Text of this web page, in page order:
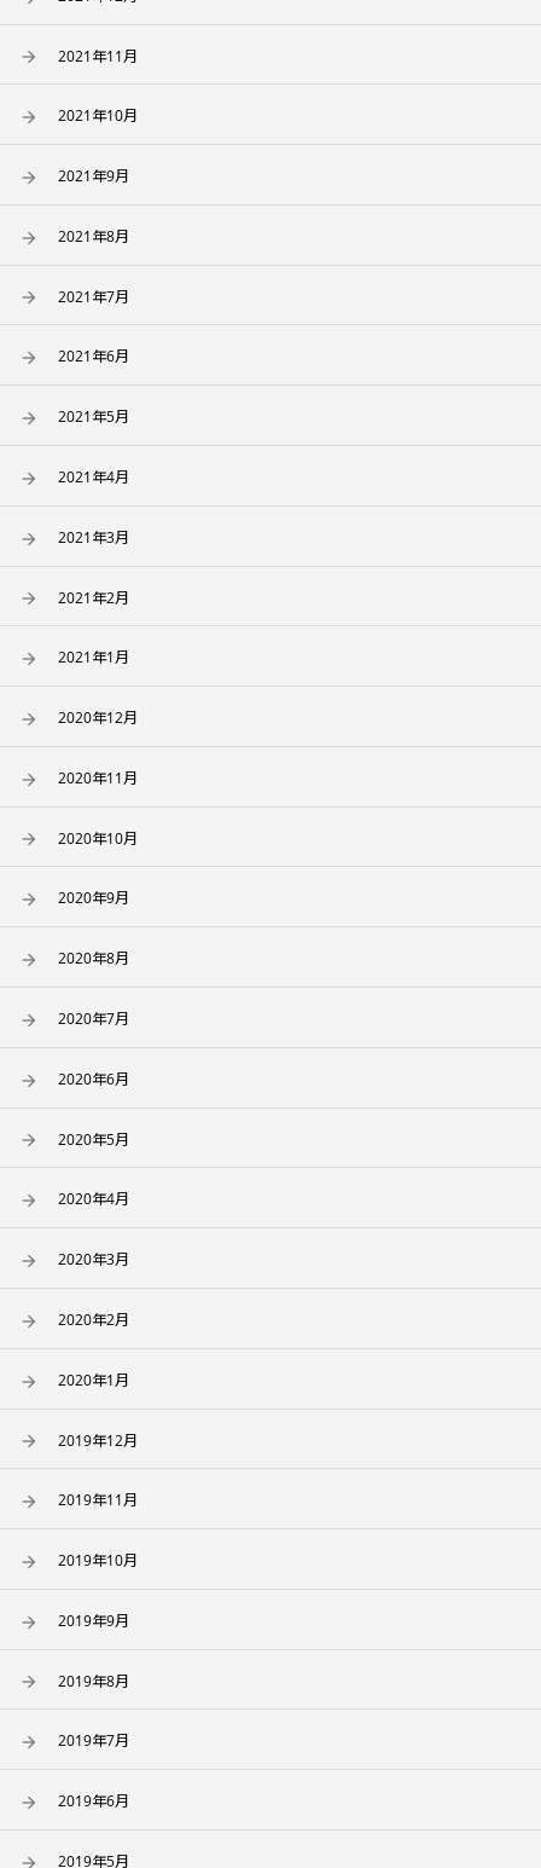
2021年11月
2021年10月
2021年9月
2021年8月
2021年7月
2021年6月
2021年5月
2021年4月
2021年3月
2021年2月
2021年1月
2020年12月
2020年11月
2020年10月
2020年9月
2020年8月
2020年7月
2020年6月
2020年5月
2020年4月
2020年3月
2020年2月
2020年1月
2019年12月
2019年11月
2019年10月
2019年9月
2019年8月
2019年7月
2019年6月
2019年5月